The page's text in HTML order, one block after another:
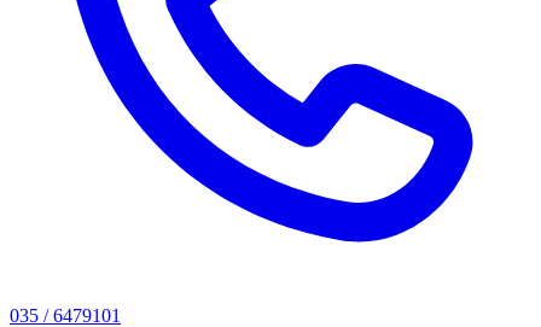
035 / 6479101